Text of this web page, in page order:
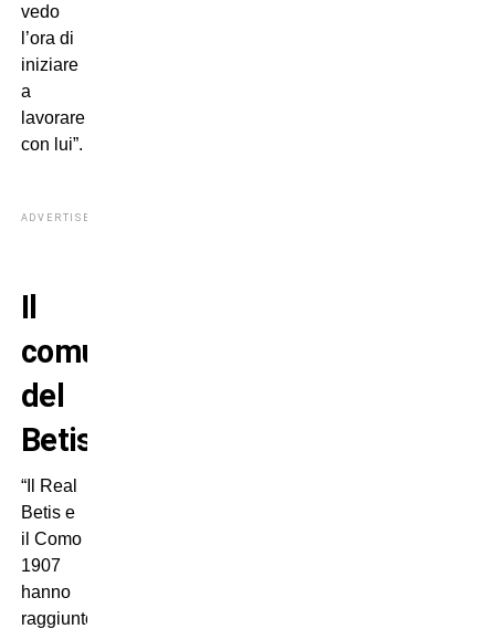
vedo
l’ora di
iniziare
a
lavorare
con lui”.
ADVERTISEMENT
Il
comunicato
del
Betis
“Il Real
Betis e
il Como
1907
hanno
raggiunto